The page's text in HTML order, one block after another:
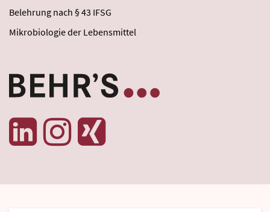
Belehrung nach § 43 IFSG
Mikrobiologie der Lebensmittel